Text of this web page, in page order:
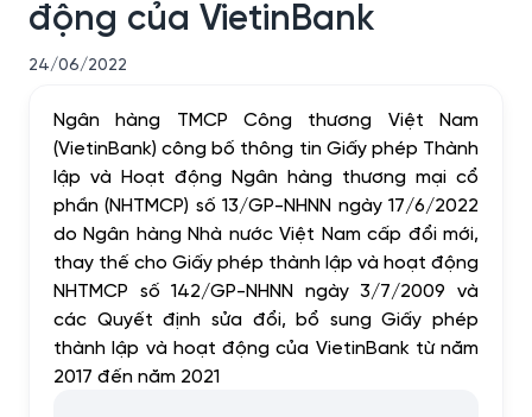
động của VietinBank
24/06/2022
Ngân hàng TMCP Công thương Việt Nam
(VietinBank) công bố thông tin Giấy phép Thành
lập và Hoạt động Ngân hàng thương mại cổ
phần (NHTMCP) số 13/GP-NHNN ngày 17/6/2022
do Ngân hàng Nhà nước Việt Nam cấp đổi mới,
thay thế cho Giấy phép thành lập và hoạt động
NHTMCP số 142/GP-NHNN ngày 3/7/2009 và
các Quyết định sửa đổi, bổ sung Giấy phép
thành lập và hoạt động của VietinBank từ năm
2017 đến năm 2021